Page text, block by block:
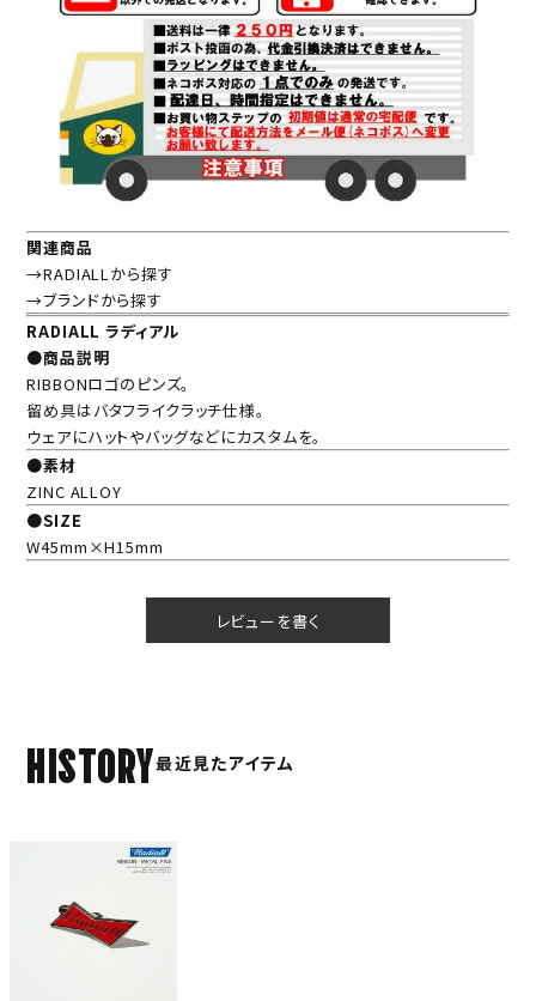
関連商品
→RADIALLから探す
→ブランドから探す
RADIALL ラディアル
●商品説明
RIBBONロゴのピンズ。
留め具はバタフライクラッチ仕様。
ウェアにハットやバッグなどにカスタムを。
●素材
ZINC ALLOY
●SIZE
W45mm×H15mm
レビューを書く
HISTORY最近見たアイテム